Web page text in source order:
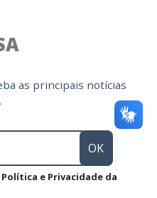
as principais notícias
e Privacidade da